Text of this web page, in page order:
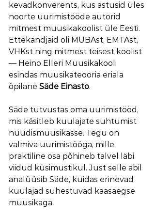
kevadkonverents, kus astusid üles
noorte uurimistööde autorid
mitmest muusikakoolist üle Eesti.
Ettekandjaid oli MUBAst, EMTAst,
VHKst ning mitmest teisest koolist
— Heino Elleri Muusikakooli
esindas muusikateooria eriala
õpilane Säde Einasto.
Säde tutvustas oma uurimistööd,
mis käsitleb kuulajate suhtumist
nüüdismuusikasse. Tegu on
valmiva uurimistööga, mille
praktiline osa põhineb talvel läbi
viidud küsimustikul. Just selle abil
analüüsib Säde, kuidas erinevad
kuulajad suhestuvad kaasaegse
muusikaga.